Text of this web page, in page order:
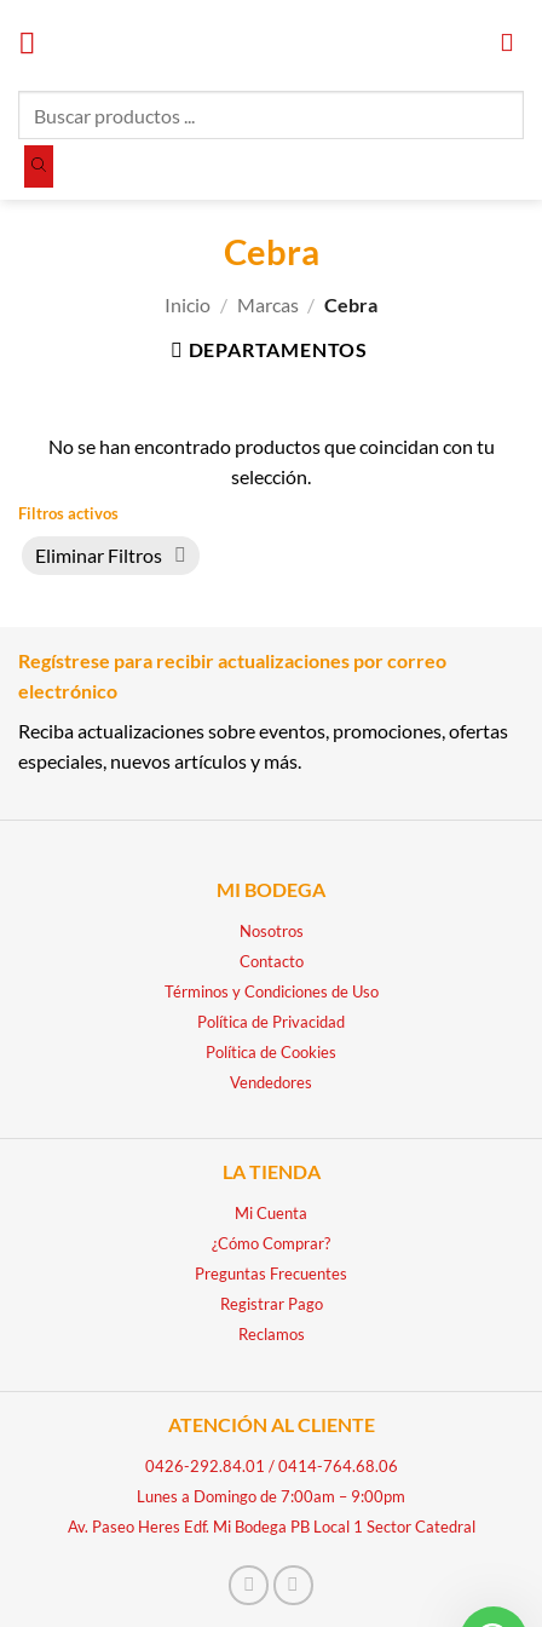
productos
Cebra
Inicio / Marcas / Cebra
DEPARTAMENTOS
No se han encontrado productos que coincidan con tu
selección.
Filtros activos
Eliminar Filtros
Regístrese para recibir actualizaciones por correo
electrónico
Reciba actualizaciones sobre eventos, promociones, ofertas
especiales, nuevos artículos y más.
MI BODEGA
Nosotros
Contacto
Términos y Condiciones de Uso
Política de Privacidad
Política de Cookies
Vendedores
LA TIENDA
Mi Cuenta
¿Cómo Comprar?
Preguntas Frecuentes
Registrar Pago
Reclamos
ATENCIÓN AL CLIENTE
0426-292.84.01 /0414-764.68.06
Lunes a Domingo de 7:00am – 9:00pm
Av. Paseo Heres Edf. Mi Bodega PB Local 1 Sector Catedral